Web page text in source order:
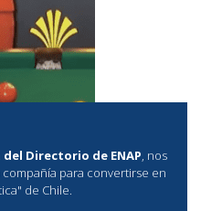
Directorio de ENAP, nos
para convertirse en
de Chile.